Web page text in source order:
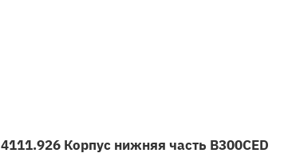
4111.926 Корпус нижняя часть B300CED